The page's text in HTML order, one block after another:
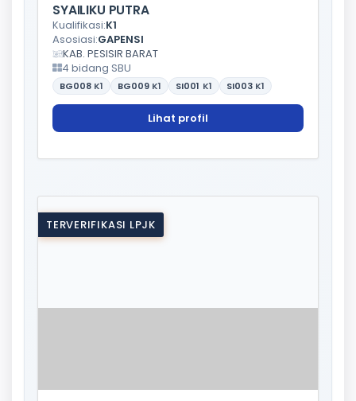
SYAILIKU PUTRA
Kualifikasi:K1
Asosiasi:GAPENSI
KAB. PESISIR BARAT
4 bidang SBU
BG008 K1 BG009 K1 SI001 K1 SI003 K1
Lihat profil
TERVERIFIKASI LPJK